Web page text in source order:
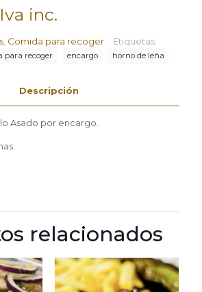
Iva inc.
Comida para recoger Etiquetas:
para recoger encargo horno de leña
Descripción
Asado por encargo.
relacionados